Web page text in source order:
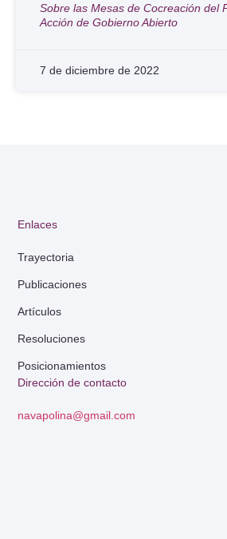
Sobre las Mesas de Cocreación del
Acción de Gobierno Abierto
7 de diciembre de 2022
Dirección de contacto
navapolina@gmail.com
Enlaces
Trayectoria
Publicaciones
Artículos
Resoluciones
Posicionamientos